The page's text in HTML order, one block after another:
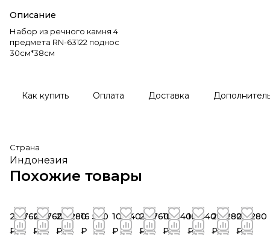
Описание
Набор из речного камня 4
предмета RN-63122 поднос
30см*38см
Как купить Оплата Доставка
Страна
Индонезия
Похожие товары
23 760
₽
23 760
₽
20 280
₽
16 560
₽
10 440
₽
23 760
₽
10 440
₽
10 440
₽
20 280
₽
20 280
₽